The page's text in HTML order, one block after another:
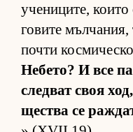
уче­ни­ци­те,
го­вите
почти
Не­бе­то? И все
след­ват своя
щес­тва се